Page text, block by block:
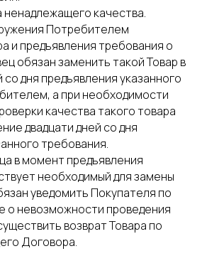
ненадлежащего качества.
Потребителем
и предъявления требования о
обязан заменить такой Товар в
дня предъявления указанного
а при необходимости
качества такого товара
двадцати дней со дня
требования.
в момент предъявления
необходимый для замены
уведомить Покупателя по
о невозможности проведения
возврат Товара по
Договора.